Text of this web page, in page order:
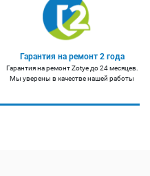
Гарантия на ремонт 2 года
Гарантия на ремонт Zotye до 24 месяцев.
Мы уверены в качестве нашей работы